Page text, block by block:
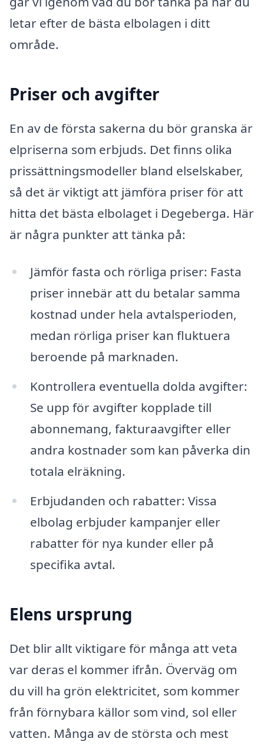
letar efter de bästa elbolagen i ditt
område.
Priser och avgifter
En av de första sakerna du bör granska är
elpriserna som erbjuds. Det finns olika
prissättningsmodeller bland elselskaber,
så det är viktigt att jämföra priser för att
hitta det bästa elbolaget i Degeberga. Här
är några punkter att tänka på:
Jämför fasta och rörliga priser: Fasta
priser innebär att du betalar samma
kostnad under hela avtalsperioden,
medan rörliga priser kan fluktuera
beroende på marknaden.
Kontrollera eventuella dolda avgifter:
Se upp för avgifter kopplade till
abonnemang, fakturaavgifter eller
andra kostnader som kan påverka din
totala elräkning.
Erbjudanden och rabatter: Vissa
elbolag erbjuder kampanjer eller
rabatter för nya kunder eller på
specifika avtal.
Elens ursprung
Det blir allt viktigare för många att veta
var deras el kommer ifrån. Överväg om
du vill ha grön elektricitet, som kommer
från förnybara källor som vind, sol eller
vatten. Många av de största och mest